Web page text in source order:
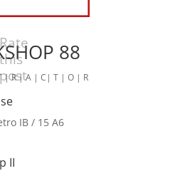
Rate
this
post
88
| R | A | C| T | O | R
IB / 15 A6
II